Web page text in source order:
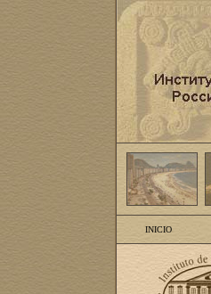
INICIO